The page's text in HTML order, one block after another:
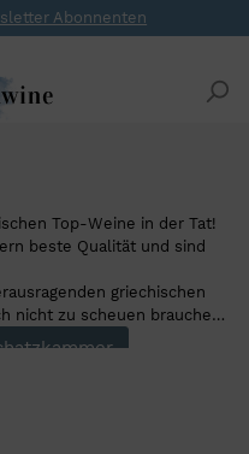
Abonnenten
Top-Weine in der Tat!
beste Qualität und sind
griechischen
nicht zu scheuen brauchen.
Weinkritikern
Top-Weinen auf Sie.